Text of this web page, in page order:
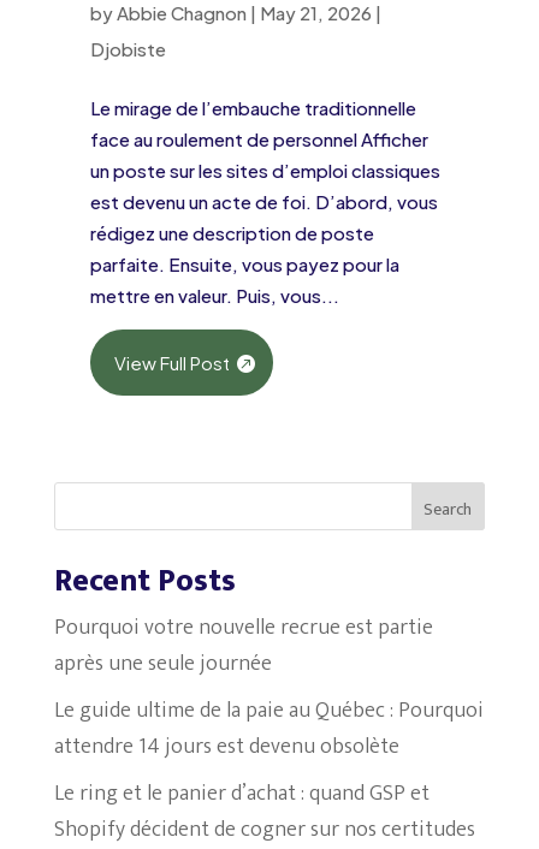
byAbbie Chagnon | May 21, 2026 |
Djobiste
Le mirage de l’embauche traditionnelle
face au roulement de personnel Afficher
un poste sur les sites d’emploi classiques
est devenu un acte de foi. D’abord, vous
rédigez une description de poste
parfaite. Ensuite, vous payez pour la
mettre en valeur. Puis, vous...
View Full Post
Search
Recent Posts
Pourquoi votre nouvelle recrue est partie
après une seule journée
Le guide ultime de la paie au Québec : Pourquoi
attendre 14 jours est devenu obsolète
Le ring et le panier d’achat : quand GSP et
Shopify décident de cogner sur nos certitudes